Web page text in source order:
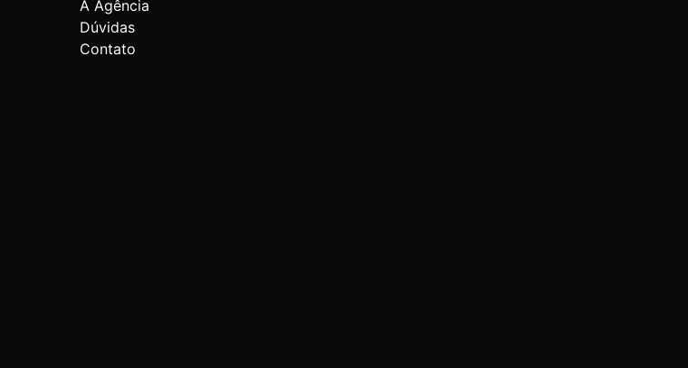
A Agência
Dúvidas
Contato